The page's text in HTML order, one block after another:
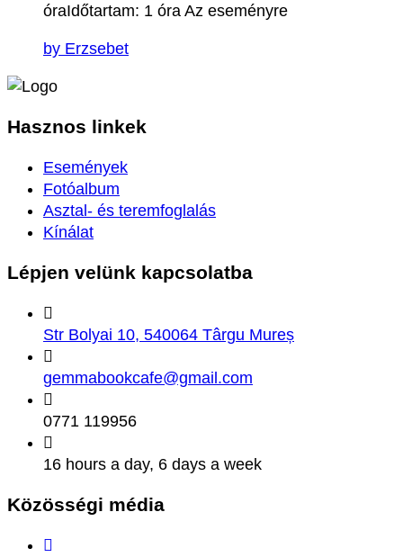
óraIdőtartam: 1 óra Az eseményre
by Erzsebet
Hasznos linkek
Események
Fotóalbum
Asztal- és teremfoglalás
Kínálat
Lépjen velünk kapcsolatba
Str Bolyai 10, 540064 Târgu Mureș
gemmabookcafe@gmail.com
0771 119956
16 hours a day, 6 days a week
Közösségi média